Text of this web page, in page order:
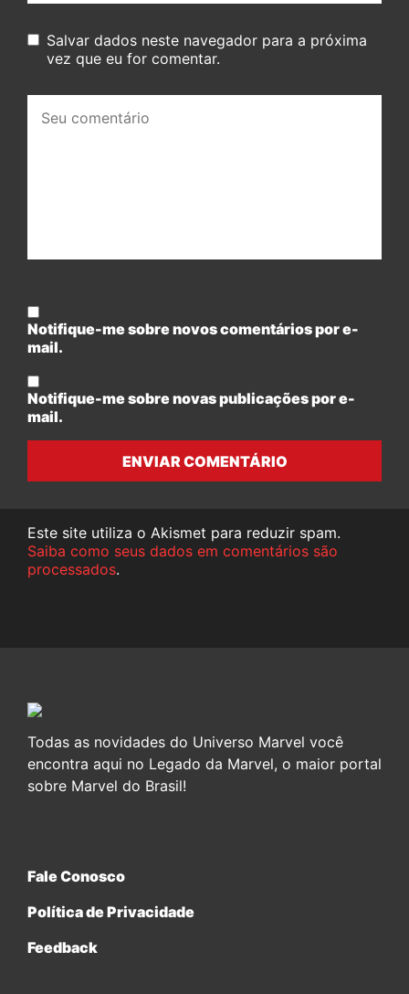
Salvar dados neste navegador para a próxima
vez que eu for comentar.
comentário:
Notifique-me sobre novos comentários por e-
mail.
Notifique-me sobre novas publicações por e-
mail.
ENVIAR COMENTÁRIO
Este site utiliza o Akismet para reduzir spam.
Saiba como seus dados em comentários são
processados.
Todas as novidades do Universo Marvel você
encontra aqui no Legado da Marvel, o maior portal
sobre Marvel do Brasil!
Fale Conosco
Política de Privacidade
Feedback